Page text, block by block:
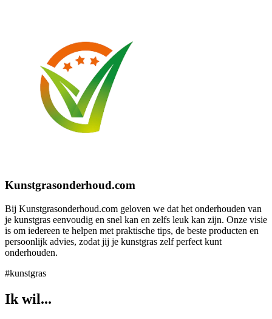
Kunstgrasonderhoud.com
Bij Kunstgrasonderhoud.com geloven we dat het onderhouden van
je kunstgras eenvoudig en snel kan en zelfs leuk kan zijn. Onze visie
is om iedereen te helpen met praktische tips, de beste producten en
persoonlijk advies, zodat jij je kunstgras zelf perfect kunt
onderhouden.
#kunstgras
Ik wil...